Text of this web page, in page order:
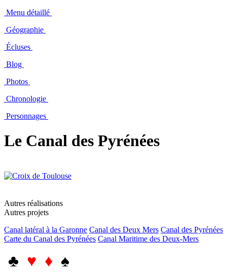
Menu détaillé
Géographie
Écluses
Blog
Photos
Chronologie
Personnages
Le Canal des Pyrénées
Autres réalisations
Autres projets
Canal latéral à la Garonne Canal des Deux Mers Canal des Pyrénées
Carte du Canal des Pyrénées Canal Maritime des Deux-Mers
♣ ♥ ♦ ♠